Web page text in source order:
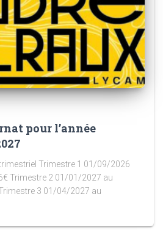
pour l’année
Trimestre 1 01/09/2026
Trimestre 2 01/01/2027 au
3 01/04/2027 au